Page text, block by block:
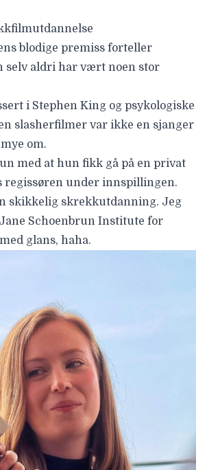
blodige premiss forteller
selv aldri har vært noen stor
i Stephen King og psykologiske
slasherfilmer var ikke en sjanger
om.
med at hun fikk gå på en privat
regissøren under innspillingen.
skikkelig skrekkutdanning. Jeg
Schoenbrun Institute for
glans, haha.